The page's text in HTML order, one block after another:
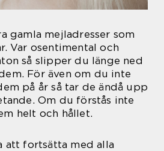
gamla mejladresser som
Var osentimental och
så slipper du länge ned
För även om du inte
på år så tar de ändå upp
Om du förstås inte
helt och hållet.
att fortsätta med alla